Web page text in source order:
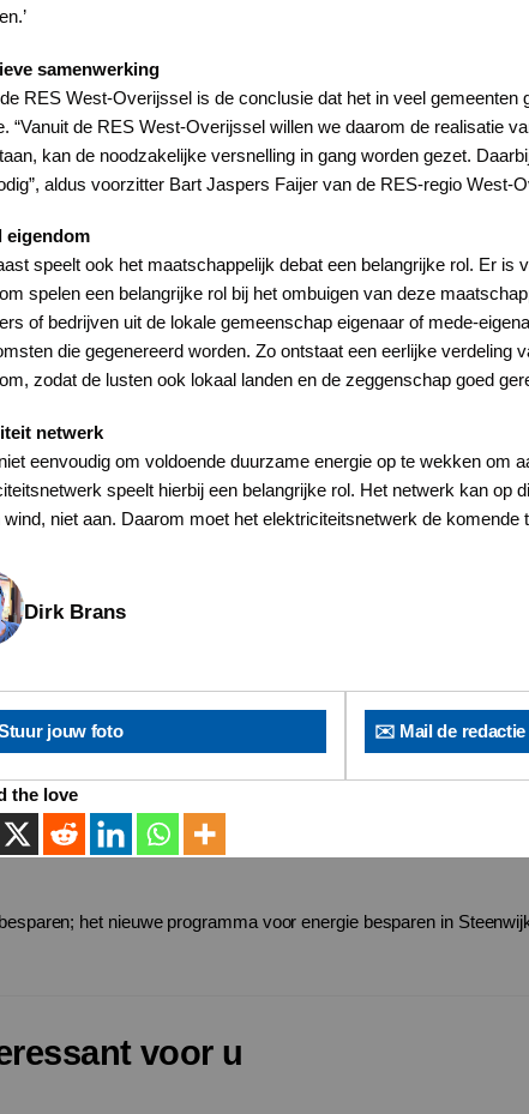
samenwerking
RES West-Overijssel is de conclusie dat het in veel
“Vanuit de RES West-Overijssel willen we daarom de realisatie
kan de noodzakelijke versnelling in gang worden gezet.
aldus voorzitter Bart Jaspers Faijer van de RES-regio West-
eigendom
speelt ook het maatschappelijk debat een belangrijke rol. Er
spelen een belangrijke rol bij het ombuigen van deze
of bedrijven uit de lokale gemeenschap eigenaar of mede-
die gegenereerd worden. Zo ontstaat een eerlijke
zodat de lusten ook lokaal landen en de zeggenschap goed
netwerk
eenvoudig om voldoende duurzame energie op te wekken om
speelt hierbij een belangrijke rol. Het netwerk kan op
wind, niet aan. Daarom moet het elektriciteitsnetwerk de komende
Dirk Brans
jouw foto ✉️ Mail de redactie
the love
het nieuwe programma voor energie besparen in
voor u